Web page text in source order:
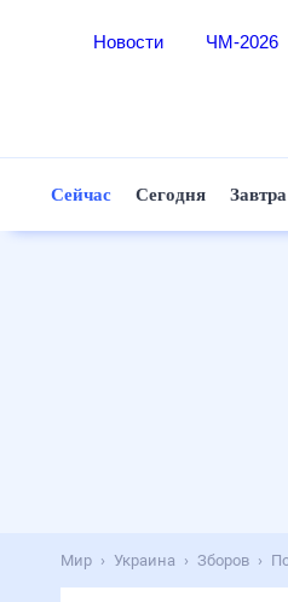
Новости ЧМ-2026
Сейчас Сегодня
Мир Украина Зборов